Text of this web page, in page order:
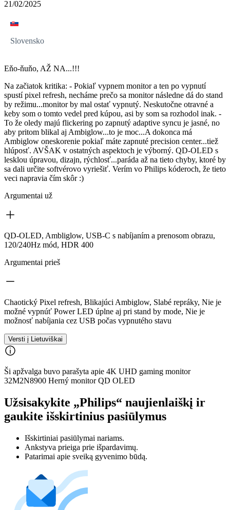
21/02/2025
Slovensko
Eňo-ňuňo, AŽ NA...!!!
Na začiatok kritika: - Pokiaľ vypnem monitor a ten po vypnutí
spustí pixel refresh, necháme prečo sa monitor následne dá do stand
by režimu...monitor by mal ostať vypnutý. Neskutočne otravné a
keby som o tomto vedel pred kúpou, asi by som sa rozhodol inak. -
To že oledy majú flickering po zapnutý adaptive syncu je jasné, no
aby pritom blikal aj Ambiglow...to je moc...A dokonca má
Ambiglow oneskorenie pokiaľ máte zapnuté precision center...tiež
hlúposť. AVŠAK v ostatných aspektoch je výborný. QD-OLED s
lesklou úpravou, dizajn, rýchlosť...paráda až na tieto chyby, ktoré by
sa dali určite softvérovo vyriešiť. Verím vo Philips kóderoch, že tieto
veci napravia čím skôr :)
Argumentai už
QD-OLED, Ambliglow, USB-C s nabíjaním a prenosom obrazu,
120/240Hz mód, HDR 400
Argumentai prieš
Chaotický Pixel refresh, Blikajúci Ambiglow, Slabé repráky, Nie je
možné vypnúť Power LED úplne aj pri stand by mode, Nie je
možnosť nabíjania cez USB počas vypnutého stavu
Versti į Lietuviškai
Ši apžvalga buvo parašyta apie 4K UHD gaming monitor
32M2N8900 Herný monitor QD OLED
Užsisakykite „Philips“ naujienlaiškį ir
gaukite išskirtinius pasiūlymus
Išskirtiniai pasiūlymai nariams.
Ankstyva prieiga prie išpardavimų.
Patarimai apie sveiką gyvenimo būdą.